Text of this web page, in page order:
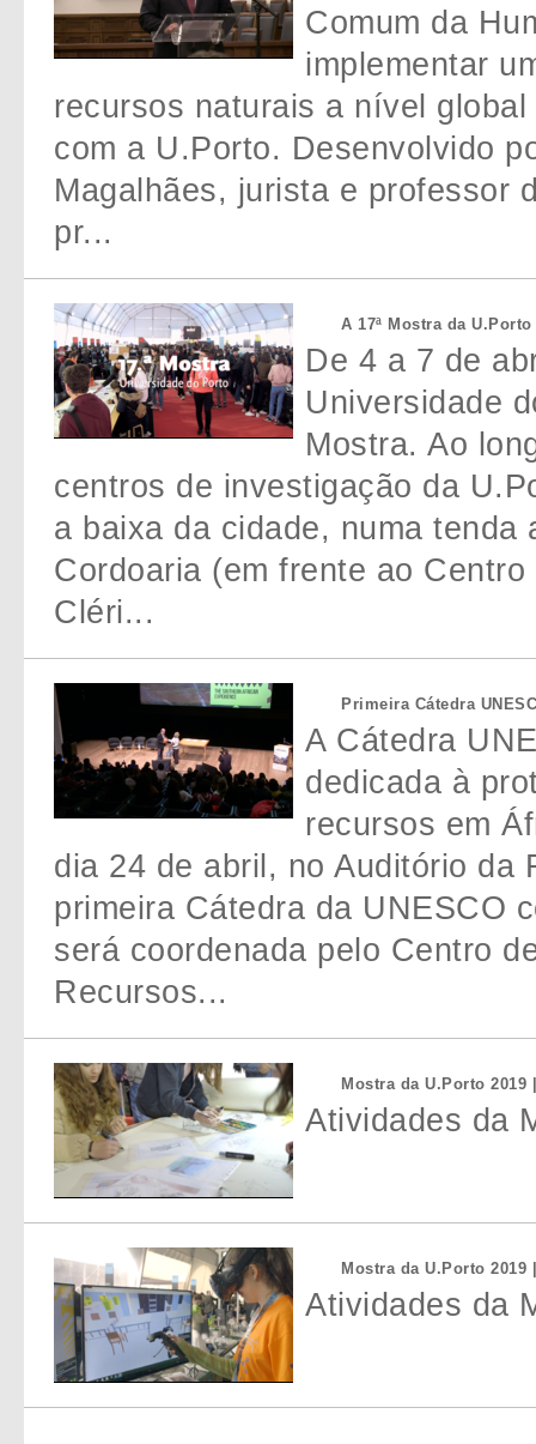
Comum da
implementar
recursos naturais a nível
com a U.Porto. Desenvolvido
Magalhães, jurista e professor
pr...
A 17ª Mostra da
De 4 a 7 de
Universidade
Mostra. Ao
centros de investigação da
a baixa da cidade, numa tenda
Cordoaria (em frente ao
Cléri...
Primeira Cátedra
A Cátedra
dedicada à
recursos em
dia 24 de abril, no Auditório da
primeira Cátedra da UNESCO
será coordenada pelo Centro
Recursos...
Mostra da U.Porto 2019
Atividades da
Mostra da U.Porto 2019
Atividades da